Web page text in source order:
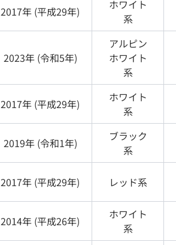
2017年 (平成29年)
ホワイト
系
2023年 (令和5年)
アルピン
ホワイト
系
2017年 (平成29年)
ホワイト
系
2019年 (令和1年)
ブラック
系
2017年 (平成29年) レッド系
2014年 (平成26年)
ホワイト
系